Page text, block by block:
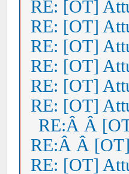
RE: [OT]
RE: [OT]
RE: [OT]
RE: [OT]
RE: [OT]
RE: [OT]
RE:Â Â
RE:Â Â
RE: [OT]